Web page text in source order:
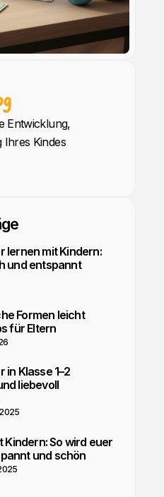
Entwicklung,
Ihres Kindes
lernen mit Kindern:
und entspannt
Formen leicht
für Eltern
Klasse 1–2
liebevoll
Kindern: So wird euer
und schön